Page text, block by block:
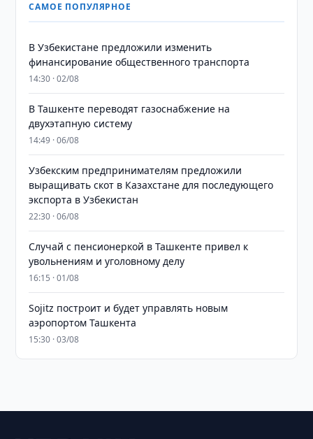
САМОЕ ПОПУЛЯРНОЕ
В Узбекистане предложили изменить
финансирование общественного транспорта
14:30 · 02/08
В Ташкенте переводят газоснабжение на
двухэтапную систему
14:49 · 06/08
Узбекским предпринимателям предложили
выращивать скот в Казахстане для последующего
экспорта в Узбекистан
22:30 · 06/08
Случай с пенсионеркой в Ташкенте привел к
увольнениям и уголовному делу
16:15 · 01/08
Sojitz построит и будет управлять новым
аэропортом Ташкента
15:30 · 03/08